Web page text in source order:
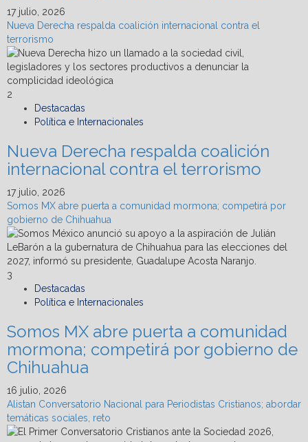
17 julio, 2026
Nueva Derecha respalda coalición internacional contra el
terrorismo
2
Destacadas
Política e Internacionales
Nueva Derecha respalda coalición
internacional contra el terrorismo
17 julio, 2026
Somos MX abre puerta a comunidad mormona; competirá por
gobierno de Chihuahua
3
Destacadas
Política e Internacionales
Somos MX abre puerta a comunidad
mormona; competirá por gobierno de
Chihuahua
16 julio, 2026
Alistan Conversatorio Nacional para Periodistas Cristianos; abordar
temáticas sociales, reto